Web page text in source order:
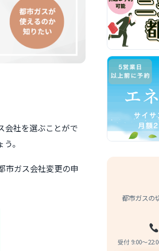
会社を選ぶことがで
。
市ガス会社変更の申
都市ガスの
受付 9:00〜